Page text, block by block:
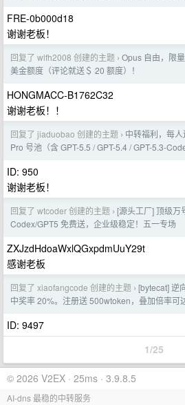
FRE-0b000d18
谢谢老板！
回复了 wlfh2008 创建的主题 › Opus 自由，限
美金额度（评论就送＄ 20 额度）！
HONGMACC-B1762C32
谢谢老板！！
回复了 jiaduobao 创建的主题 › 中转福利，每
Pro 号池（含 GPT-5.5 / GPT-5.4 / GPT-5.3-
ID: 950
谢谢老板！
回复了 wtcoder 创建的主题 › [源头工厂] 顶级万
Codex/GPT5 免费送，企业级稳定！五一专场
ZXJzdHdoaWxlQGxpdmUuY29t
感谢老板
回复了 xiaofangcode 创建的主题 › [bytecat] 逆
中奖率 20%。注册送 500wtoken，叠加倍率可
ID: 9497
1/25
© 2026 V2EX · 25ms · 3.9.8.5
AI-dns 最稳的中转服务